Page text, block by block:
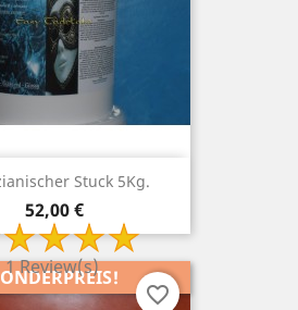
Stuck 5Kg.
Preis
52,00 €
1 Review(s)
favorite_border